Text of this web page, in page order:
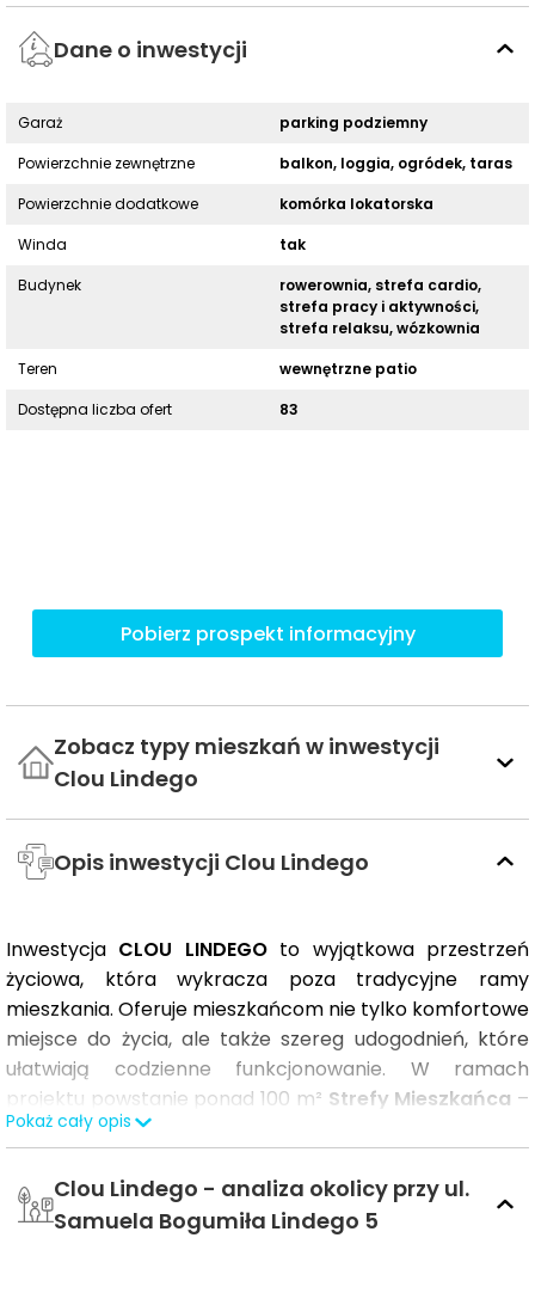
Dane o inwestycji
Garaż
parking podziemny
Powierzchnie zewnętrzne
balkon, loggia, ogródek, taras
Powierzchnie dodatkowe
komórka lokatorska
Winda
tak
Budynek
rowerownia, strefa cardio,
strefa pracy i aktywności,
strefa relaksu, wózkownia
Teren
wewnętrzne patio
Dostępna liczba ofert
83
Pobierz prospekt informacyjny
Zobacz typy mieszkań w inwestycji
Clou Lindego
Opis inwestycji Clou Lindego
Inwestycja CLOU LINDEGOto wyjątkowa przestrzeń
życiowa, która wykracza poza tradycyjne ramy
mieszkania. Oferuje mieszkańcom nie tylko komfortowe
miejsce do życia, ale także szereg udogodnień, które
ułatwiają codzienne funkcjonowanie. W ramach
projektu powstanie ponad 100 m² Strefy Mieszkańca –
przestrzeni wspólnej, stworzonej z myślą o
sąsiedzkich relacji. To idealne miejsce do odpoczynku,
ćwiczeń czy integracji.
Pokaż cały opis
Clou Lindego - analiza okolicy przy ul.
Samuela Bogumiła Lindego 5